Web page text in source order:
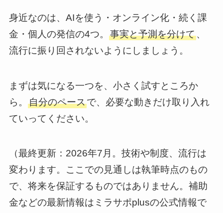
身近なのは、AIを使う・オンライン化・続く課
金・個人の発信の4つ。 事実と予測を分けて、
流行に振り回されないようにしましょう。
まずは気になる一つを、小さく試すところか
ら。 自分のペースで、必要な動きだけ取り入れ
ていってください。
（最終更新：2026年7月。技術や制度、流行は
変わります。ここでの見通しは執筆時点のもの
で、将来を保証するものではありません。補助
金などの最新情報はミラサポplusの公式情報で